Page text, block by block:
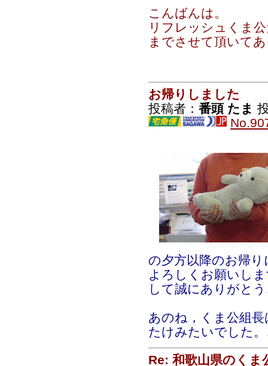
こんばんは。
リフレッシュくま
までさせて頂いて
お帰りしました
投稿者： 番頭 たま
の夕方以降のお帰
よろしくお願いし
して誠にありがと
あのね，くま公組
たけみたいでした
Re: 和歌山県のくま